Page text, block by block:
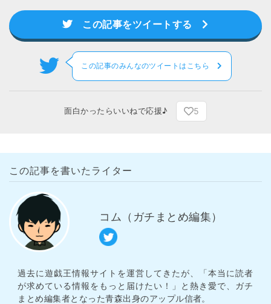
この記事をツイートする
この記事のみんなのツイートはこちら
面白かったらいいねで応援♪ 5
この記事を書いたライター
コム（ガチまとめ編集）
過去に遊戯王情報サイトを運営してきたが、「本当に読者
が求めている情報をもっと届けたい！」と熱き愛で、ガチ
まとめ編集者となった青森出身のアップル信者。